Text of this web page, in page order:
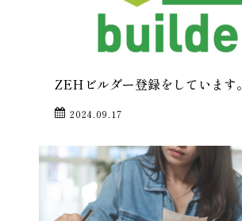
ZEHビルダー登録をしています。
2024.09.17